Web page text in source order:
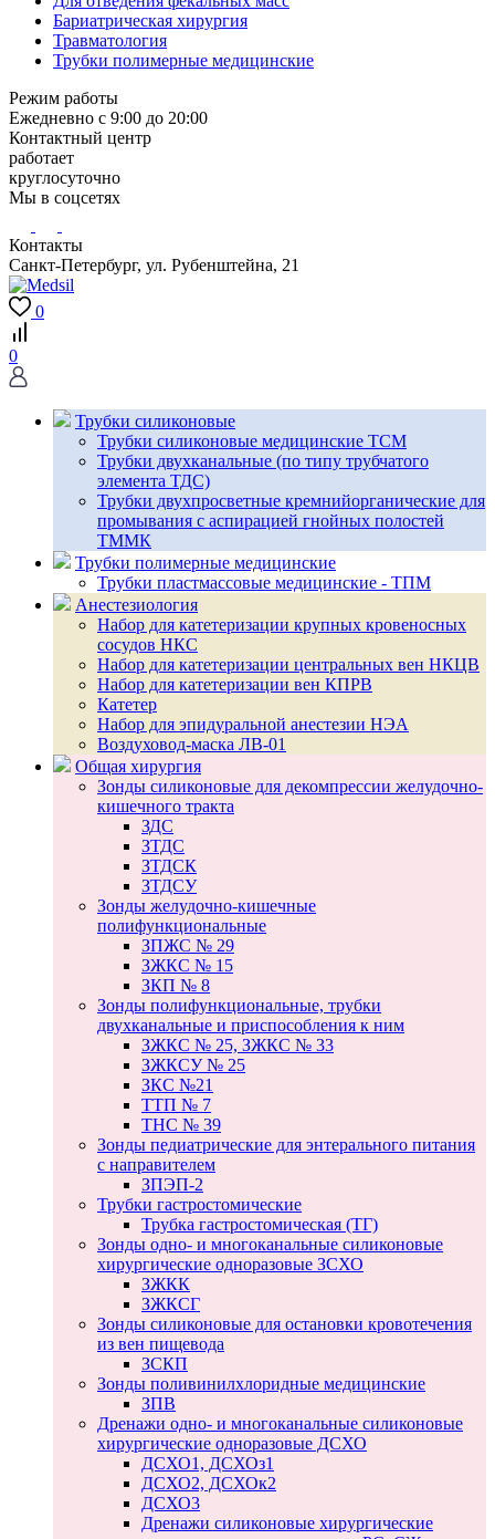
Бариатрическая хирургия
Травматология
Трубки полимерные медицинские
Режим работы
Ежедневно с 9:00 до 20:00
Контактный центр
работает
круглосуточно
Мы в соцсетях
Контакты
Санкт-Петербург, ул. Рубенштейна, 21
0
0
Трубки силиконовые
Трубки силиконовые медицинские ТСМ
Трубки двухканальные (по типу трубчатого
элемента ТДС)
Трубки двухпросветные кремнийорганические для
промывания с аспирацией гнойных полостей
ТММК
Трубки полимерные медицинские
Трубки пластмассовые медицинские - ТПМ
Анестезиология
Набор для катетеризации крупных кровеносных
сосудов НКС
Набор для катетеризации центральных вен НКЦВ
Набор для катетеризации вен КПРВ
Катетер
Набор для эпидуральной анестезии НЭА
Воздуховод-маска ЛВ-01
Общая хирургия
Зонды силиконовые для декомпрессии желудочно-
кишечного тракта
ЗДС
ЗТДС
ЗТДСК
ЗТДСУ
Зонды желудочно-кишечные
полифункциональные
ЗПЖС № 29
ЗЖКС № 15
ЗКП № 8
Зонды полифункциональные, трубки
двухканальные и приспособления к ним
ЗЖКС № 25, ЗЖКС № 33
ЗЖКСУ № 25
ЗКС №21
ТТП № 7
ТНС № 39
Зонды педиатрические для энтерального питания
с направителем
ЗПЭП-2
Трубки гастростомические
Трубка гастростомическая (ТГ)
Зонды одно- и многоканальные силиконовые
хирургические одноразовые ЗСХО
ЗЖКК
ЗЖКСГ
Зонды силиконовые для остановки кровотечения
из вен пищевода
ЗСКП
Зонды поливинилхлоридные медицинские
ЗПВ
Дренажи одно- и многоканальные силиконовые
хирургические одноразовые ДСХО
ДСХО1, ДСХОз1
ДСХО2, ДСХОк2
ДСХО3
Дренажи силиконовые хирургические